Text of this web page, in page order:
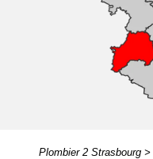
Plombier 2 Strasbourg>